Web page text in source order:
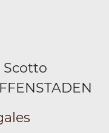
Scotto